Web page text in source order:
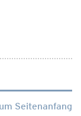
Seitenanfang